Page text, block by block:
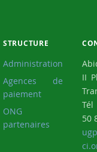
STRUCTURE
Administration
Agences de
paiement
ONG
partenaires
II
50